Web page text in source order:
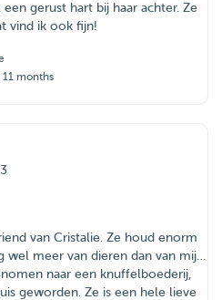
gerust hart bij haar achter. Ze
vind ik ook fijn!
11 months
van Cristalie. Ze houd enorm
wel meer van dieren dan van mij…
naar een knuffelboederij,
geworden. Ze is een hele lieve